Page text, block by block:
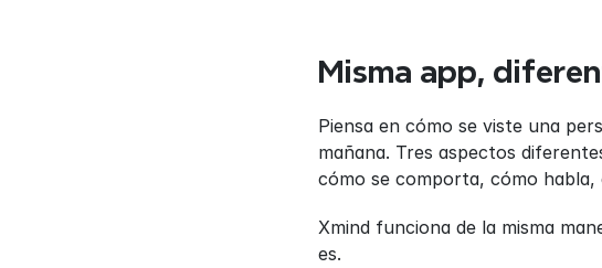
Misma app,
Piensa en cómo se viste una
mañana. Tres aspectos
cómo se comporta, cómo
Xmind funciona de la misma
es.